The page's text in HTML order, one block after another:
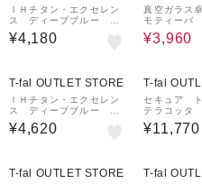
ＩＨチタン・エクセレン
ス ディープブルー フ
ライパン ２６ｃｍ
¥4,180
真空ガラス
モティー
クールグレ
¥3,960
T-fal OUTLET STORE
ＩＨチタン・エクセレン
ス ディープブルー ウ
ォックパン ２８ｃｍ
¥4,620
T-fal
セキュア
テラコッタ
¥11,770
T-fal OUTLET STORE T-fal